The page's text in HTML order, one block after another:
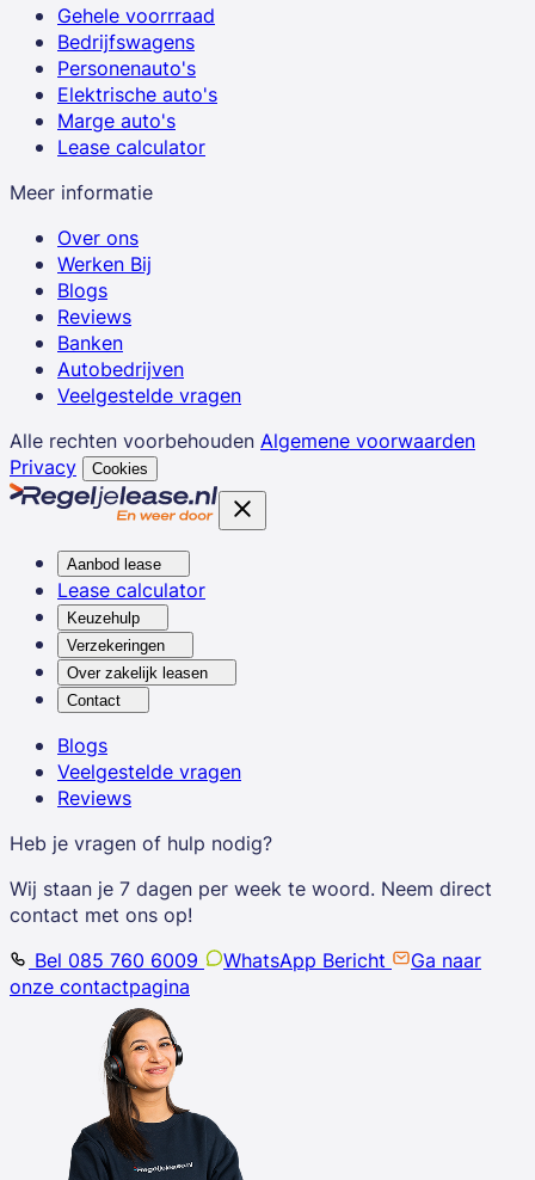
Gehele voorrraad
Bedrijfswagens
Personenauto's
Elektrische auto's
Marge auto's
Lease calculator
Meer informatie
Over ons
Werken Bij
Blogs
Reviews
Banken
Autobedrijven
Veelgestelde vragen
Alle rechten voorbehouden Algemene voorwaarden
Privacy
Cookies
Aanbod lease
Lease calculator
Keuzehulp
Verzekeringen
Over zakelijk leasen
Contact
Blogs
Veelgestelde vragen
Reviews
Heb je vragen of hulp nodig?
Wij staan je 7 dagen per week te woord. Neem direct
contact met ons op!
Bel 085 760 6009
WhatsApp Bericht
Ga naar
onze contactpagina